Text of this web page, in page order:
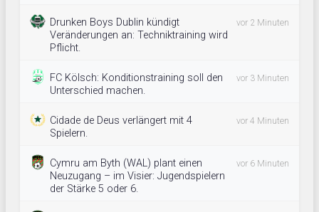
Drunken Boys Dublin kündigt
Veränderungen an: Techniktraining wird
Pflicht.
vor 2 Minuten
FC Kölsch: Konditionstraining soll den
Unterschied machen.
vor 3 Minuten
Cidade de Deus verlängert mit 4
Spielern.
vor 4 Minuten
Cymru am Byth (WAL) plant einen
Neuzugang – im Visier: Jugendspielern
der Stärke 5 oder 6.
vor 6 Minuten